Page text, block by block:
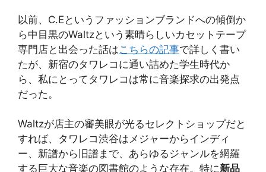
以前、C.Eというファッションブランドへの傾倒か
ら中目黒のWaltzという素晴らしいカセットテープ
専門店と出会った話はこちらの記事で詳しく書い
たが、新宿のタワレコに通い詰めた学生時代か
ら、私にとってタワレコは常に音楽探求の出発点
だった。
Waltzが店主の審美眼が光るセレクトショップだと
すれば、タワレコ渋谷はメジャーからインディ
ー、新譜から旧譜まで、あらゆるジャンルを網羅
する巨大な音楽の図書館のような存在。特に新品